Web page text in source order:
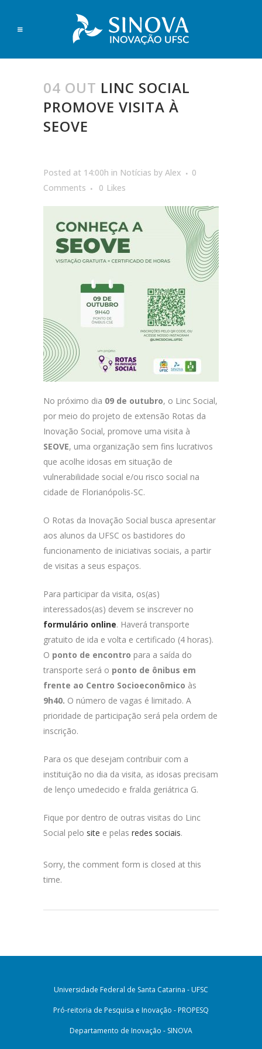
04 OUT LINC SOCIAL
PROMOVE VISITA À
SEOVE
Posted at 14:00h in Notícias by Alex
0
Comments
0 Likes
No próximo dia 09 de outubro, o Linc Social,
por meio do projeto de extensão Rotas da
Inovação Social, promove uma visita à
SEOVE, uma organização sem fins lucrativos
que acolhe idosas em situação de
vulnerabilidade social e/ou risco social na
cidade de Florianópolis-SC.
O Rotas da Inovação Social busca apresentar
aos alunos da UFSC os bastidores do
funcionamento de iniciativas sociais, a partir
de visitas a seus espaços.
Para participar da visita, os(as)
interessados(as) devem se inscrever no
formulário online. Haverá transporte
gratuito de ida e volta e certificado (4 horas).
O ponto de encontro para a saída do
transporte será o ponto de ônibus em
frente ao Centro Socioeconômico às
9h40. O número de vagas é limitado. A
prioridade de participação será pela ordem de
inscrição.
Para os que desejam contribuir com a
instituição no dia da visita, as idosas precisam
de lenço umedecido e fralda geriátrica G.
Fique por dentro de outras visitas do Linc
Social pelo site e pelas redes sociais.
Sorry, the comment form is closed at this
time.
Universidade Federal de Santa Catarina - UFSC
Pró-reitoria de Pesquisa e Inovação - PROPESQ
Departamento de Inovação - SINOVA